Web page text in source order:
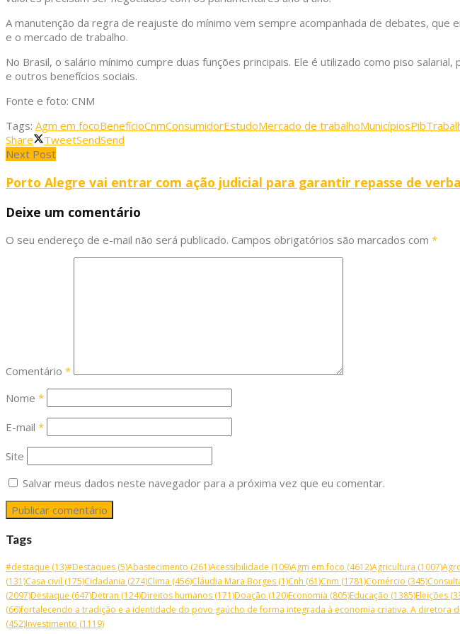
A manutenção da regra de reajuste do mínimo vem sempre acompanhada de debates,
e o mercado de trabalho.
No Brasil, o salário mínimo cumpre duas funções principais. Ele é utilizado como piso
e outros benefícios sociais.
Fonte e foto: CNM
Tags: Agm em focoBenefícioCnmConsumidorEstudoMercado de trabalhoMunicípiosPib
Share
TweetSendSend
Next Post
Porto Alegre vai entrar com ação judicial para garantir repasse de
Deixe um comentário
O seu endereço de e-mail não será publicado. Campos obrigatórios são marcados com *
Comentário *
Nome *
E-mail *
Site
Salvar meus dados neste navegador para a próxima vez que eu comentar.
Tags
#destaque (13)#Destaques (5)Abastecimento (261)Acessibilidade (109)Agm em foco (4612)Agricultura (1007)
(131)Casa civil (175)Cidadania (274)Clima (456)Cláudia Mara Borges (1)Cnh (61)Cnm (1781)Comércio (345)
(2097)Destaque (647)Detran (124)Direitos humanos (171)Doação (120)Economia (805)Educação (1385)Eleições
(66)fortalecendo a tradição e a identidade do povo gaúcho de forma integrada à economia criativa. A diretora
(452)Investimento (1119)